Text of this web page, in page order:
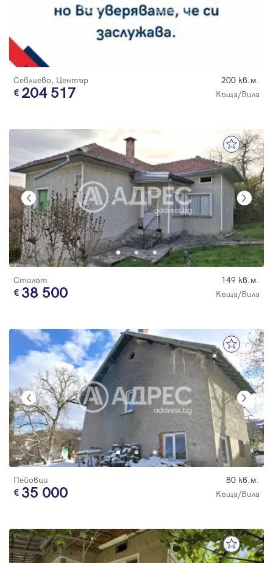
Севлиево, Център 200 кв.м.
204 517 Къща/Вила
Столът 149 кв.м.
38 500 Къща/Вила
Пейовци 80 кв.м.
35 000 Къща/Вила